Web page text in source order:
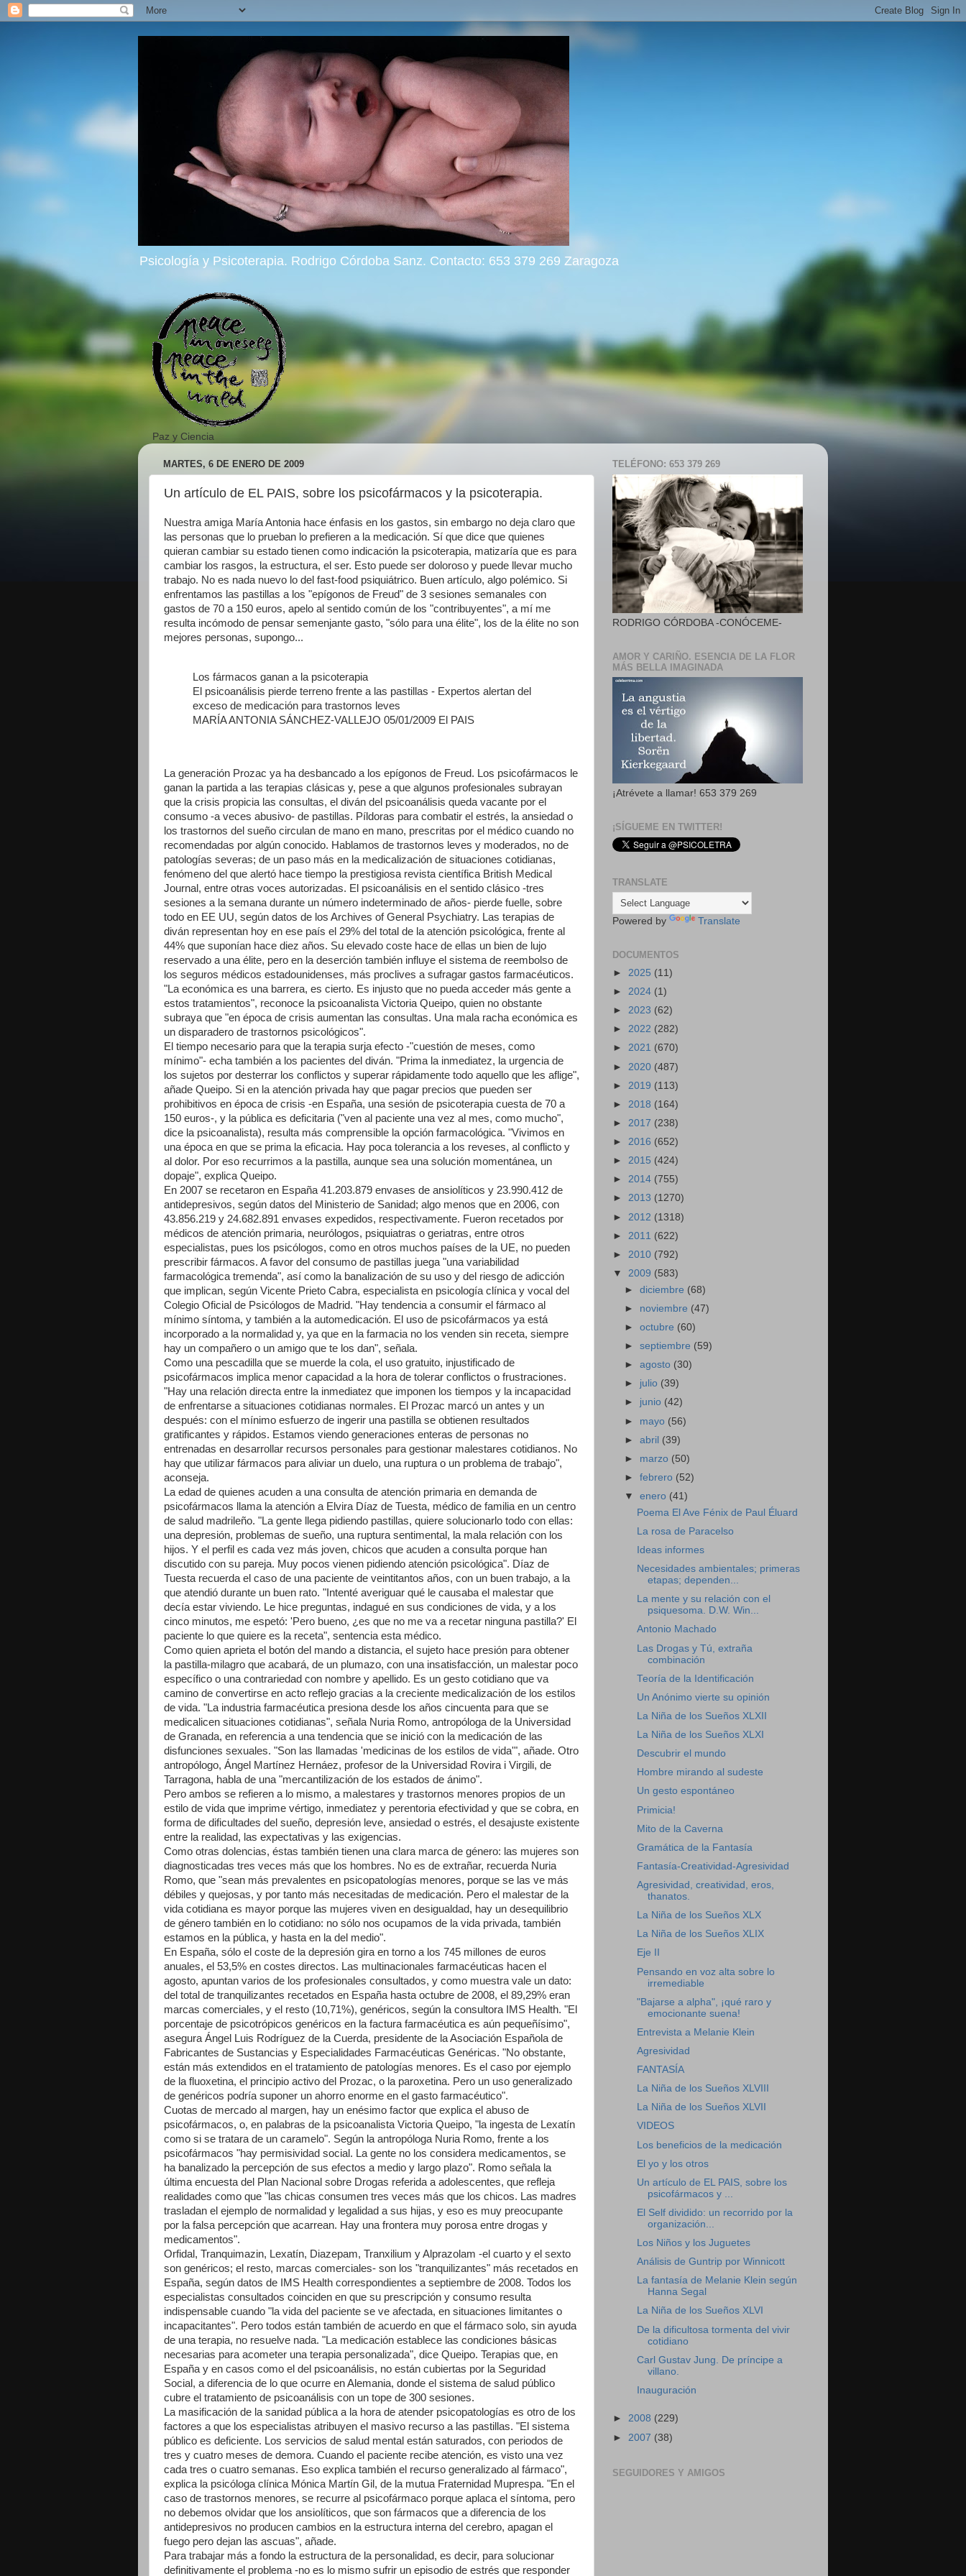
Psicología y Psicoterapia. Rodrigo Córdoba Sanz. Contacto: 653 379 269 Zaragoza
Paz y Ciencia
MARTES, 6 DE ENERO DE 2009
Un artículo de EL PAIS, sobre los psicofármacos y la psicoterapia.
Nuestra amiga María Antonia hace énfasis en los gastos, sin embargo no deja claro que
las personas que lo prueban lo prefieren a la medicación. Sí que dice que quienes
quieran cambiar su estado tienen como indicación la psicoterapia, matizaría que es para
cambiar los rasgos, la estructura, el ser. Esto puede ser doloroso y puede llevar mucho
trabajo. No es nada nuevo lo del fast-food psiquiátrico. Buen artículo, algo polémico. Si
enfrentamos las pastillas a los "epígonos de Freud" de 3 sesiones semanales con
gastos de 70 a 150 euros, apelo al sentido común de los "contribuyentes", a mí me
resulta incómodo de pensar semenjante gasto, "sólo para una élite", los de la élite no son
mejores personas, supongo...
Los fármacos ganan a la psicoterapia
El psicoanálisis pierde terreno frente a las pastillas - Expertos alertan del
exceso de medicación para trastornos leves
MARÍA ANTONIA SÁNCHEZ-VALLEJO 05/01/2009 El PAIS
La generación Prozac ya ha desbancado a los epígonos de Freud. Los psicofármacos le
ganan la partida a las terapias clásicas y, pese a que algunos profesionales subrayan
que la crisis propicia las consultas, el diván del psicoanálisis queda vacante por el
consumo -a veces abusivo- de pastillas. Píldoras para combatir el estrés, la ansiedad o
los trastornos del sueño circulan de mano en mano, prescritas por el médico cuando no
recomendadas por algún conocido. Hablamos de trastornos leves y moderados, no de
patologías severas; de un paso más en la medicalización de situaciones cotidianas,
fenómeno del que alertó hace tiempo la prestigiosa revista científica British Medical
Journal, entre otras voces autorizadas. El psicoanálisis en el sentido clásico -tres
sesiones a la semana durante un número indeterminado de años- pierde fuelle, sobre
todo en EE UU, según datos de los Archives of General Psychiatry. Las terapias de
diván representan hoy en ese país el 29% del total de la atención psicológica, frente al
44% que suponían hace diez años. Su elevado coste hace de ellas un bien de lujo
reservado a una élite, pero en la deserción también influye el sistema de reembolso de
los seguros médicos estadounidenses, más proclives a sufragar gastos farmacéuticos.
"La económica es una barrera, es cierto. Es injusto que no pueda acceder más gente a
estos tratamientos", reconoce la psicoanalista Victoria Queipo, quien no obstante
subraya que "en época de crisis aumentan las consultas. Una mala racha económica es
un disparadero de trastornos psicológicos".
El tiempo necesario para que la terapia surja efecto -"cuestión de meses, como
mínimo"- echa también a los pacientes del diván. "Prima la inmediatez, la urgencia de
los sujetos por desterrar los conflictos y superar rápidamente todo aquello que les aflige",
añade Queipo. Si en la atención privada hay que pagar precios que pueden ser
prohibitivos en época de crisis -en España, una sesión de psicoterapia cuesta de 70 a
150 euros-, y la pública es deficitaria ("ven al paciente una vez al mes, como mucho",
dice la psicoanalista), resulta más comprensible la opción farmacológica. "Vivimos en
una época en que se prima la eficacia. Hay poca tolerancia a los reveses, al conflicto y
al dolor. Por eso recurrimos a la pastilla, aunque sea una solución momentánea, un
dopaje", explica Queipo.
En 2007 se recetaron en España 41.203.879 envases de ansiolíticos y 23.990.412 de
antidepresivos, según datos del Ministerio de Sanidad; algo menos que en 2006, con
43.856.219 y 24.682.891 envases expedidos, respectivamente. Fueron recetados por
médicos de atención primaria, neurólogos, psiquiatras o geriatras, entre otros
especialistas, pues los psicólogos, como en otros muchos países de la UE, no pueden
prescribir fármacos. A favor del consumo de pastillas juega "una variabilidad
farmacológica tremenda", así como la banalización de su uso y del riesgo de adicción
que implican, según Vicente Prieto Cabra, especialista en psicología clínica y vocal del
Colegio Oficial de Psicólogos de Madrid. "Hay tendencia a consumir el fármaco al
mínimo síntoma, y también a la automedicación. El uso de psicofármacos ya está
incorporado a la normalidad y, ya que en la farmacia no los venden sin receta, siempre
hay un compañero o un amigo que te los dan", señala.
Como una pescadilla que se muerde la cola, el uso gratuito, injustificado de
psicofármacos implica menor capacidad a la hora de tolerar conflictos o frustraciones.
"Hay una relación directa entre la inmediatez que imponen los tiempos y la incapacidad
de enfrentarse a situaciones cotidianas normales. El Prozac marcó un antes y un
después: con el mínimo esfuerzo de ingerir una pastilla se obtienen resultados
gratificantes y rápidos. Estamos viendo generaciones enteras de personas no
entrenadas en desarrollar recursos personales para gestionar malestares cotidianos. No
hay que utilizar fármacos para aliviar un duelo, una ruptura o un problema de trabajo",
aconseja.
La edad de quienes acuden a una consulta de atención primaria en demanda de
psicofármacos llama la atención a Elvira Díaz de Tuesta, médico de familia en un centro
de salud madrileño. "La gente llega pidiendo pastillas, quiere solucionarlo todo con ellas:
una depresión, problemas de sueño, una ruptura sentimental, la mala relación con los
hijos. Y el perfil es cada vez más joven, chicos que acuden a consulta porque han
discutido con su pareja. Muy pocos vienen pidiendo atención psicológica". Díaz de
Tuesta recuerda el caso de una paciente de veintitantos años, con un buen trabajo, a la
que atendió durante un buen rato. "Intenté averiguar qué le causaba el malestar que
decía estar viviendo. Le hice preguntas, indagué en sus condiciones de vida, y a los
cinco minutos, me espetó: 'Pero bueno, ¿es que no me va a recetar ninguna pastilla?' El
paciente lo que quiere es la receta", sentencia esta médico.
Como quien aprieta el botón del mando a distancia, el sujeto hace presión para obtener
la pastilla-milagro que acabará, de un plumazo, con una insatisfacción, un malestar poco
específico o una contrariedad con nombre y apellido. Es un gesto cotidiano que va
camino de convertirse en acto reflejo gracias a la creciente medicalización de los estilos
de vida. "La industria farmacéutica presiona desde los años cincuenta para que se
medicalicen situaciones cotidianas", señala Nuria Romo, antropóloga de la Universidad
de Granada, en referencia a una tendencia que se inició con la medicación de las
disfunciones sexuales. "Son las llamadas 'medicinas de los estilos de vida'", añade. Otro
antropólogo, Ángel Martínez Hernáez, profesor de la Universidad Rovira i Virgili, de
Tarragona, habla de una "mercantilización de los estados de ánimo".
Pero ambos se refieren a lo mismo, a malestares y trastornos menores propios de un
estilo de vida que imprime vértigo, inmediatez y perentoria efectividad y que se cobra, en
forma de dificultades del sueño, depresión leve, ansiedad o estrés, el desajuste existente
entre la realidad, las expectativas y las exigencias.
Como otras dolencias, éstas también tienen una clara marca de género: las mujeres son
diagnosticadas tres veces más que los hombres. No es de extrañar, recuerda Nuria
Romo, que "sean más prevalentes en psicopatologías menores, porque se las ve más
débiles y quejosas, y por tanto más necesitadas de medicación. Pero el malestar de la
vida cotidiana es mayor porque las mujeres viven en desigualdad, hay un desequilibrio
de género también en lo cotidiano: no sólo nos ocupamos de la vida privada, también
estamos en la pública, y hasta en la del medio".
En España, sólo el coste de la depresión gira en torno a los 745 millones de euros
anuales, el 53,5% en costes directos. Las multinacionales farmacéuticas hacen el
agosto, apuntan varios de los profesionales consultados, y como muestra vale un dato:
del total de tranquilizantes recetados en España hasta octubre de 2008, el 89,29% eran
marcas comerciales, y el resto (10,71%), genéricos, según la consultora IMS Health. "El
porcentaje de psicotrópicos genéricos en la factura farmacéutica es aún pequeñísimo",
asegura Ángel Luis Rodríguez de la Cuerda, presidente de la Asociación Española de
Fabricantes de Sustancias y Especialidades Farmacéuticas Genéricas. "No obstante,
están más extendidos en el tratamiento de patologías menores. Es el caso por ejemplo
de la fluoxetina, el principio activo del Prozac, o la paroxetina. Pero un uso generalizado
de genéricos podría suponer un ahorro enorme en el gasto farmacéutico".
Cuotas de mercado al margen, hay un enésimo factor que explica el abuso de
psicofármacos, o, en palabras de la psicoanalista Victoria Queipo, "la ingesta de Lexatín
como si se tratara de un caramelo". Según la antropóloga Nuria Romo, frente a los
psicofármacos "hay permisividad social. La gente no los considera medicamentos, se
ha banalizado la percepción de sus efectos a medio y largo plazo". Romo señala la
última encuesta del Plan Nacional sobre Drogas referida a adolescentes, que refleja
realidades como que "las chicas consumen tres veces más que los chicos. Las madres
trasladan el ejemplo de normalidad y legalidad a sus hijas, y eso es muy preocupante
por la falsa percepción que acarrean. Hay una frontera muy porosa entre drogas y
medicamentos".
Orfidal, Tranquimazin, Lexatín, Diazepam, Tranxilium y Alprazolam -el cuarto y el sexto
son genéricos; el resto, marcas comerciales- son los "tranquilizantes" más recetados en
España, según datos de IMS Health correspondientes a septiembre de 2008. Todos los
especialistas consultados coinciden en que su prescripción y consumo resulta
indispensable cuando "la vida del paciente se ve afectada, en situaciones limitantes o
incapacitantes". Pero todos están también de acuerdo en que el fármaco solo, sin ayuda
de una terapia, no resuelve nada. "La medicación establece las condiciones básicas
necesarias para acometer una terapia personalizada", dice Queipo. Terapias que, en
España y en casos como el del psicoanálisis, no están cubiertas por la Seguridad
Social, a diferencia de lo que ocurre en Alemania, donde el sistema de salud público
cubre el tratamiento de psicoanálisis con un tope de 300 sesiones.
La masificación de la sanidad pública a la hora de atender psicopatologías es otro de los
factores a que los especialistas atribuyen el masivo recurso a las pastillas. "El sistema
público es deficiente. Los servicios de salud mental están saturados, con periodos de
tres y cuatro meses de demora. Cuando el paciente recibe atención, es visto una vez
cada tres o cuatro semanas. Eso explica también el recurso generalizado al fármaco",
explica la psicóloga clínica Mónica Martín Gil, de la mutua Fraternidad Muprespa. "En el
caso de trastornos menores, se recurre al psicofármaco porque aplaca el síntoma, pero
no debemos olvidar que los ansiolíticos, que son fármacos que a diferencia de los
antidepresivos no producen cambios en la estructura interna del cerebro, apagan el
fuego pero dejan las ascuas", añade.
Para trabajar más a fondo la estructura de la personalidad, es decir, para solucionar
definitivamente el problema -no es lo mismo sufrir un episodio de estrés que responder
TELÉFONO: 653 379 269
RODRIGO CÓRDOBA -CONÓCEME-
AMOR Y CARIÑO. ESENCIA DE LA FLOR
MÁS BELLA IMAGINADA
¡Atrévete a llamar! 653 379 269
¡SÍGUEME EN TWITTER!
TRANSLATE
Powered by Translate
DOCUMENTOS
► 2025 (11)
► 2024 (1)
► 2023 (62)
► 2022 (282)
► 2021 (670)
► 2020 (487)
► 2019 (113)
► 2018 (164)
► 2017 (238)
► 2016 (652)
► 2015 (424)
► 2014 (755)
► 2013 (1270)
► 2012 (1318)
► 2011 (622)
► 2010 (792)
▼ 2009 (583)
►diciembre (68)
► noviembre (47)
►octubre (60)
►septiembre (59)
►agosto (30)
► julio (39)
► junio (42)
► mayo (56)
►abril (39)
► marzo (50)
►febrero (52)
▼enero (41)
Poema El Ave Fénix de Paul Éluard
La rosa de Paracelso
Ideas informes
Necesidades ambientales; primeras
etapas; dependen...
La mente y su relación con el
psiquesoma. D.W. Win...
Antonio Machado
Las Drogas y Tú, extraña
combinación
Teoría de la Identificación
Un Anónimo vierte su opinión
La Niña de los Sueños XLXII
La Niña de los Sueños XLXI
Descubrir el mundo
Hombre mirando al sudeste
Un gesto espontáneo
Primicia!
Mito de la Caverna
Gramática de la Fantasía
Fantasía-Creatividad-Agresividad
Agresividad, creatividad, eros,
thanatos.
La Niña de los Sueños XLX
La Niña de los Sueños XLIX
Eje II
Pensando en voz alta sobre lo
irremediable
"Bajarse a alpha", ¡qué raro y
emocionante suena!
Entrevista a Melanie Klein
Agresividad
FANTASÍA
La Niña de los Sueños XLVIII
La Niña de los Sueños XLVII
VIDEOS
Los beneficios de la medicación
El yo y los otros
Un artículo de EL PAIS, sobre los
psicofármacos y ...
El Self dividido: un recorrido por la
organización...
Los Niños y los Juguetes
Análisis de Guntrip por Winnicott
La fantasía de Melanie Klein según
Hanna Segal
La Niña de los Sueños XLVI
De la dificultosa tormenta del vivir
cotidiano
Carl Gustav Jung. De príncipe a
villano.
Inauguración
► 2008 (229)
► 2007 (38)
SEGUIDORES Y AMIGOS